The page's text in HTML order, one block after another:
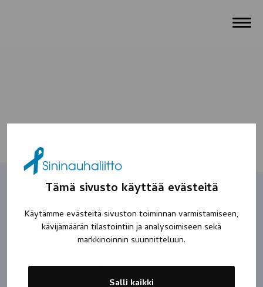
Tämä sivusto käyttää evästeitä
Käytämme evästeitä sivuston toiminnan varmistamiseen,
kävijämäärän tilastointiin ja analysoimiseen sekä
markkinoinnin suunnitteluun.
Salli kaikki
Mikko